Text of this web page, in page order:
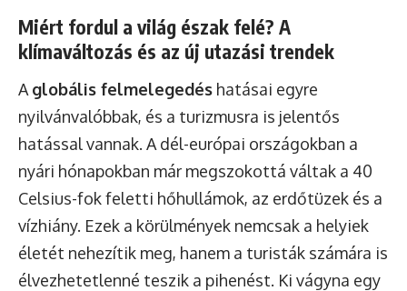
Miért fordul a világ észak felé? A
klímaváltozás és az új utazási trendek
A globális felmelegedés hatásai egyre
nyilvánvalóbbak, és a turizmusra is jelentős
hatással vannak. A dél-európai országokban a
nyári hónapokban már megszokottá váltak a 40
Celsius-fok feletti hőhullámok, az erdőtüzek és a
vízhiány. Ezek a körülmények nemcsak a helyiek
életét nehezítik meg, hanem a turisták számára is
élvezhetetlenné teszik a pihenést. Ki vágyna egy